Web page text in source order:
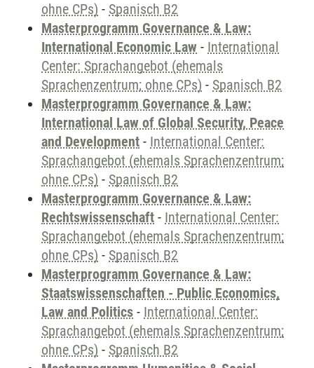
ohne CPs) - Spanisch B2
Masterprogramm Governance & Law:
International Economic Law - International
Center: Sprachangebot (ehemals
Sprachenzentrum; ohne CPs) - Spanisch B2
Masterprogramm Governance & Law:
International Law of Global Security, Peace
and Development - International Center:
Sprachangebot (ehemals Sprachenzentrum;
ohne CPs) - Spanisch B2
Masterprogramm Governance & Law:
Rechtswissenschaft - International Center:
Sprachangebot (ehemals Sprachenzentrum;
ohne CPs) - Spanisch B2
Masterprogramm Governance & Law:
Staatswissenschaften - Public Economics,
Law and Politics - International Center:
Sprachangebot (ehemals Sprachenzentrum;
ohne CPs) - Spanisch B2